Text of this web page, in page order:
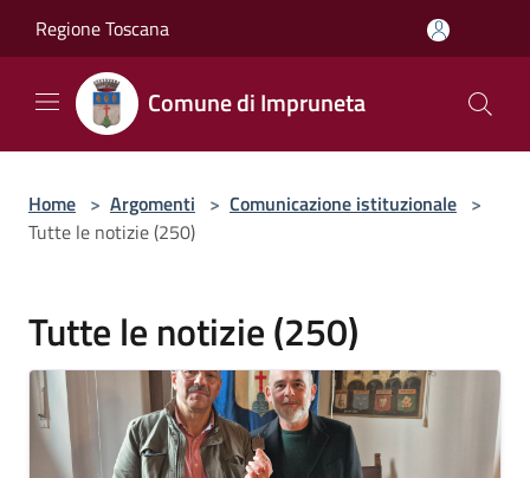
Regione Toscana
Comune di Impruneta
Home > Argomenti > Comunicazione istituzionale >
Tutte le notizie (250)
Tutte le notizie (250)